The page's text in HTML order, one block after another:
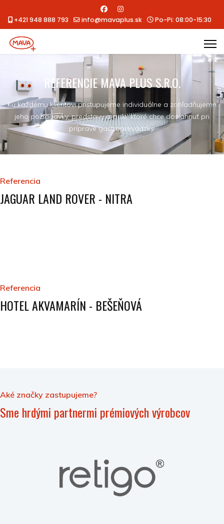
+421 948 888 793 info@mavaplus.sk Po-Pi: 08:00-15:30
REFERENCIE MAVA PLUS S.R.O.
Ku každému klientovi pristupujeme individuálne a zohľadňujeme
jeho požiadavky, predstavy a ciele, ktoré chce dosiahnuť pri
príprave gastroprevádzky.
Referencia
JAGUAR LAND ROVER - NITRA
Referencia
HOTEL AKVAMARÍN - BEŠEŇOVÁ
Aké značky zastupujeme?
Sme hrdými partnermi prémiových výrobcov